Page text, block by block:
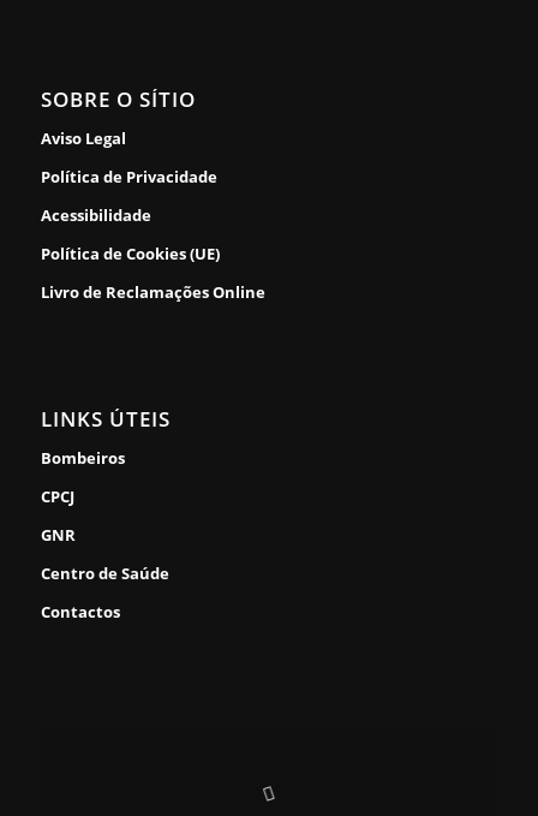
SOBRE O SÍTIO
Aviso Legal
Política de Privacidade
Acessibilidade
Política de Cookies (UE)
Livro de Reclamações Online
LINKS ÚTEIS
Bombeiros
CPCJ
GNR
Centro de Saúde
Contactos